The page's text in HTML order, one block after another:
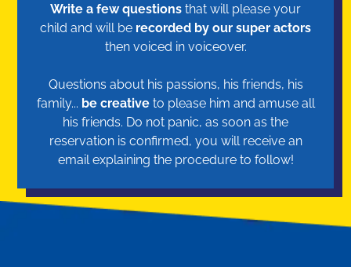
Write a few questions that will please your
child and will be recorded by our super actors
then voiced in voiceover.
Questions about his passions, his friends, his
family... be creativeto please him and amuse all
his friends. Do not panic, as soon as the
reservation is confirmed, you will receive an
email explaining the procedure to follow!